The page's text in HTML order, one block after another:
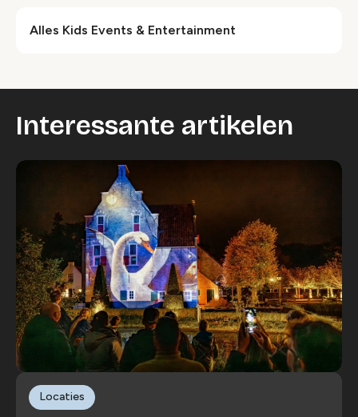
Alles Kids Events & Entertainment
Interessante artikelen
Locaties